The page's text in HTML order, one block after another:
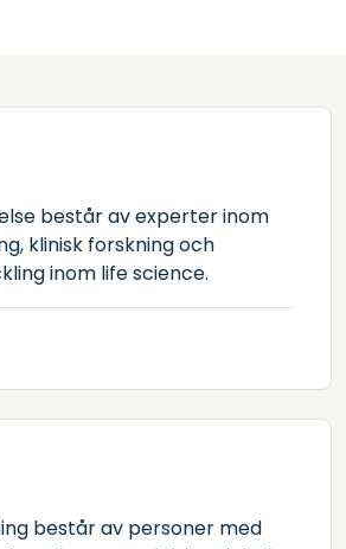
består av experter inom
klinisk forskning och
inom life science.
består av personer med